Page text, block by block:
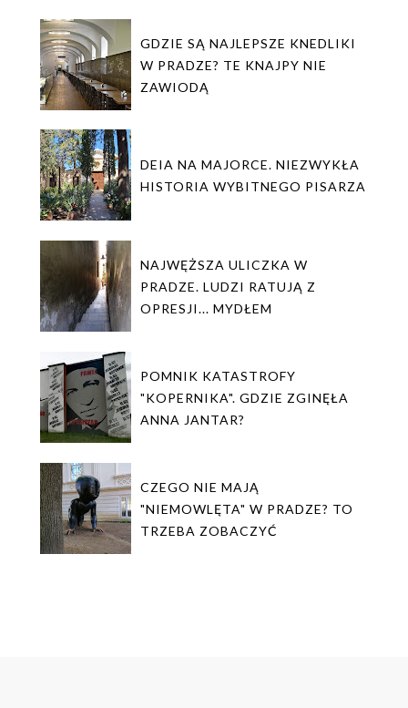
GDZIE SĄ NAJLEPSZE KNEDLIKI
W PRADZE? TE KNAJPY NIE
ZAWIODĄ
DEIA NA MAJORCE. NIEZWYKŁA
HISTORIA WYBITNEGO PISARZA
NAJWĘŻSZA ULICZKA W
PRADZE. LUDZI RATUJĄ Z
OPRESJI... MYDŁEM
POMNIK KATASTROFY
"KOPERNIKA". GDZIE ZGINĘŁA
ANNA JANTAR?
CZEGO NIE MAJĄ
"NIEMOWLĘTA" W PRADZE? TO
TRZEBA ZOBACZYĆ